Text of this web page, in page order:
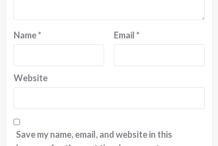
Name* Email*
Website
Save my name, email, and website in this